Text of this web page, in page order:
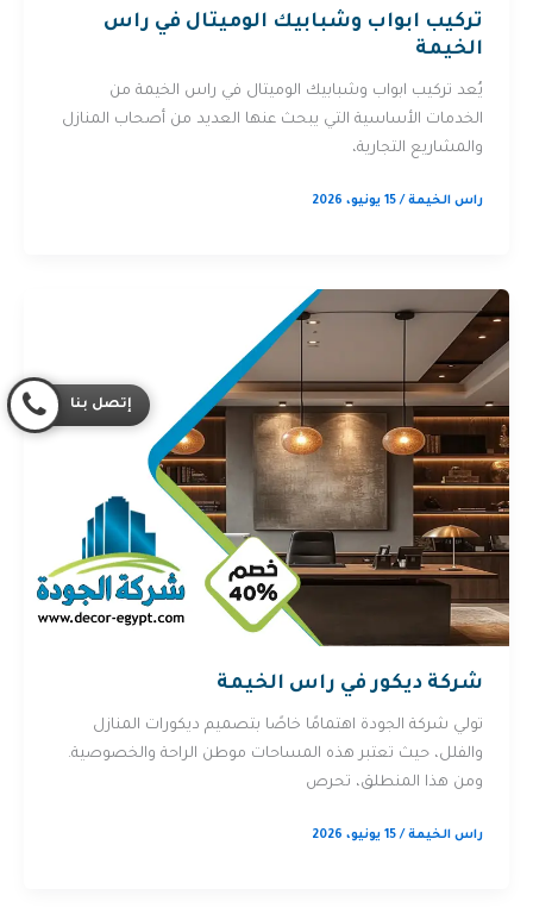
تركيب ابواب وشبابيك الوميتال في راس
الخيمة
يُعد تركيب ابواب وشبابيك الوميتال في راس الخيمة من
الخدمات الأساسية التي يبحث عنها العديد من أصحاب المنازل
والمشاريع التجارية،
راس الخيمة/15 يونيو، 2026
شركة ديكور في راس الخيمة
تولي شركة الجودة اهتمامًا خاصًا بتصميم ديكورات المنازل
والفلل، حيث تعتبر هذه المساحات موطن الراحة والخصوصية.
ومن هذا المنطلق، تحرص
راس الخيمة/15 يونيو، 2026
إتصل بنا